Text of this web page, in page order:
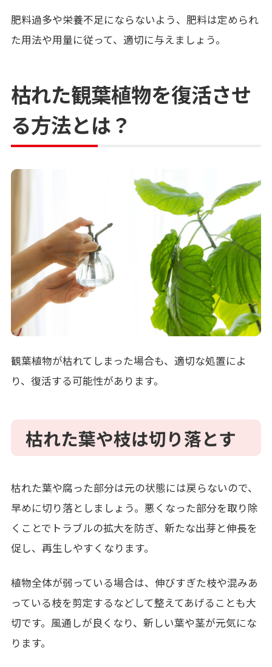
肥料過多や栄養不足にならないよう、肥料は定められ
た用法や用量に従って、適切に与えましょう。
枯れた観葉植物を復活させ
る方法とは？
観葉植物が枯れてしまった場合も、適切な処置によ
り、復活する可能性があります。
枯れた葉や枝は切り落とす
枯れた葉や腐った部分は元の状態には戻らないので、
早めに切り落としましょう。悪くなった部分を取り除
くことでトラブルの拡大を防ぎ、新たな出芽と伸長を
促し、再生しやすくなります。
植物全体が弱っている場合は、伸びすぎた枝や混みあ
っている枝を剪定するなどして整えてあげることも大
切です。風通しが良くなり、新しい葉や茎が元気にな
ります。